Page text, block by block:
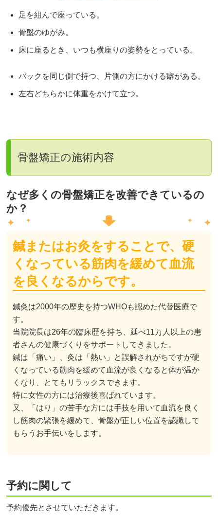
足を組んで座っている。
骨盤のゆがみ。
床に座るとき、いつも横座りの姿勢をとっている。
バックを同じ側で持つ、片側の方にかける癖がある。
左右どちらかに体重をかけて立つ。
骨盤矯正の施術内容
なぜ多くの骨盤矯正を改善できているの
か？
鍼またはお灸をすることで、硬
くなっている筋肉を緩めて血流
を良くなるからです。
鍼灸は2000年の歴史を持つWHOも認めた代替医療で
す。
当院院長は26年の臨床歴を持ち、延べ11万人以上の患
者さんの健康づくりをサポートしてきました。
鍼は「痛い」、灸は「熱い」と誤解されがちですが硬
くなっている筋肉を緩めて血流が良くなると体が温か
くなり、とてもリラックスできます。
特に女性の方には治療後喜ばれています。
又、「はり」の苦手な方には手技を用いて血流を良く
し筋肉の緊張を緩めて、骨盤が正しい位置を認識して
もらうお手伝いをします。
予約に関して
予約優先とさせていただきます。